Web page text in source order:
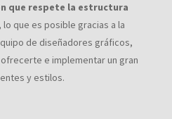
que respete la estructura
lo que es posible gracias a la
de diseñadores gráficos,
e implementar un gran
y estilos.